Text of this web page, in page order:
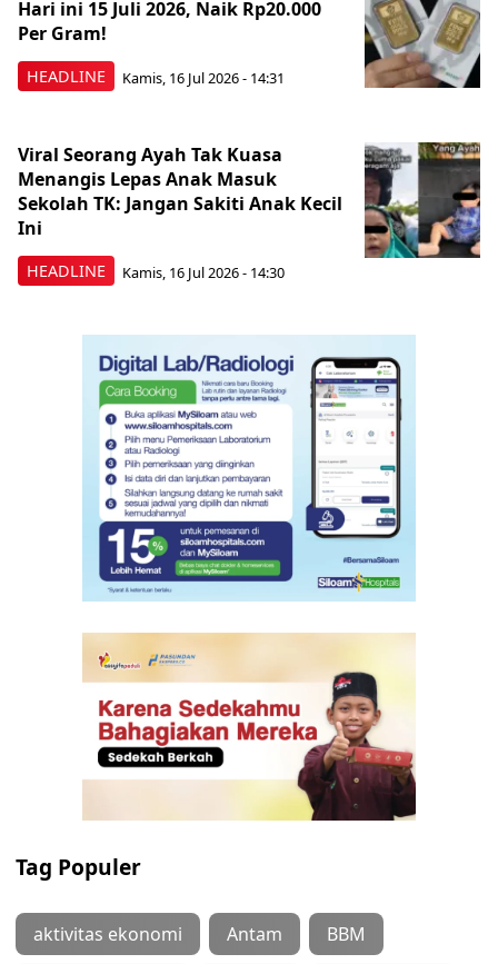
HEADLINE
Hari ini 15 Juli 2026, Naik Rp20.000
Per Gram!
Kamis, 16 Jul 2026 - 14:31
HEADLINE
Viral Seorang Ayah Tak Kuasa
Menangis Lepas Anak Masuk
Sekolah TK: Jangan Sakiti Anak Kecil
Ini
Kamis, 16 Jul 2026 - 14:30
Tag Populer
aktivitas ekonomi Antam BBM